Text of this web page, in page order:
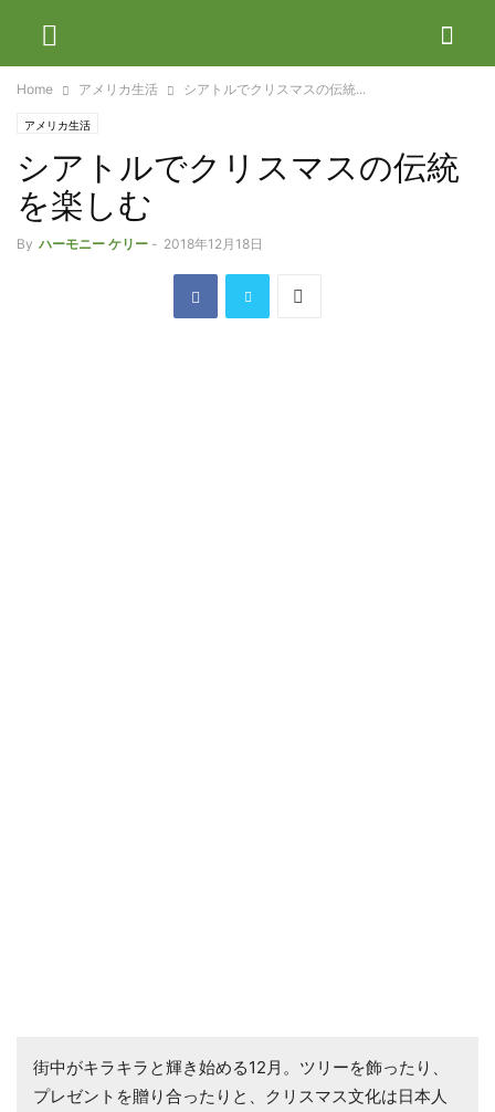
Home アメリカ生活 シアトルでクリスマスの伝統...
アメリカ生活
シアトルでクリスマスの伝統
を楽しむ
By ハーモニー ケリー - 2018年12月18日
街中がキラキラと輝き始める12月。ツリーを飾ったり、
プレゼントを贈り合ったりと、クリスマス文化は日本人